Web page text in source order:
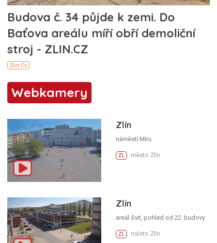
Webkamery
Zlín
náměstí Míru
ZL město Zlín
Zlín
areál Svit, pohled od 22. budovy
ZL město Zlín